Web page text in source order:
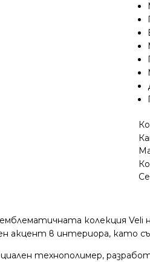
колекция Veli
акцент в интериора, като
технополимер,